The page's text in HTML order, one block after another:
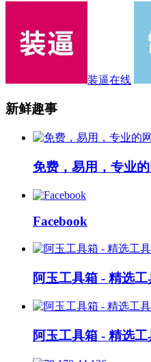
装逼在线
新鲜趣事
免费，易用，专业
Facebook
阿玉工具箱 - 精选
阿玉工具箱 - 精选